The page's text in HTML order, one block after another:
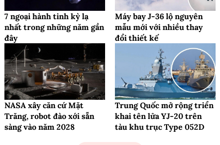
7 ngoại hành tinh kỳ lạ
nhất trong những năm gần
đây
Máy bay J-36 lộ nguyên
mẫu mới với nhiều thay
đổi thiết kế
NASA xây căn cứ Mặt
Trăng, robot đào xới sẵn
sàng vào năm 2028
Trung Quốc mở rộng triển
khai tên lửa YJ-20 trên
tàu khu trục Type 052D